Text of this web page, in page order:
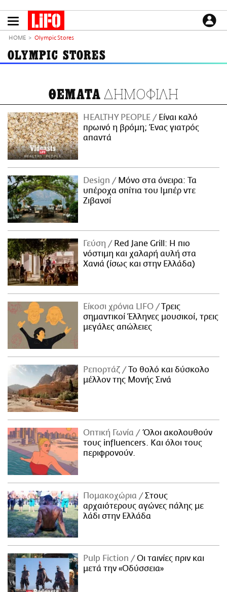
το
LIFO SHOP
NEWSLETTER
ΜΙΚΡΟΠΡΑΓΜΑΤΑ
THE GOOD LIFO
LIFOLAND
CITY GUIDE
ΑΜΠΑ
PRINT
ΕΙΔΗΣΕΙΣ
CULTURE
PODCASTS
Plus
HOME Olympic Stores
OLYMPIC STORES
ΘΕΜΑΤΑ ΔΗΜΟΦΙΛΗ
HEALTHY PEOPLE
Είναι καλό
πρωινό η βρόμη; Ένας γιατρός
απαντά
Design
Μόνο στα όνειρα: Τα
υπέροχα σπίτια του Ιμπέρ ντε
Ζιβανσί
Γεύση
Red Jane Grill: Η πιο
νόστιμη και χαλαρή αυλή στα
Χανιά (ίσως και στην Ελλάδα)
Είκοσι χρόνια LIFO
Tρεις
σημαντικοί Έλληνες μουσικοί, τρεις
μεγάλες απώλειες
Ρεπορτάζ
Το θολό και δύσκολο
μέλλον της Μονής Σινά
Οπτική Γωνία
Όλοι ακολουθούν
τους influencers. Και όλοι τους
περιφρονούν.
Πομακοχώρια
Στους
αρχαιότερους αγώνες πάλης με
λάδι στην Ελλάδα
Pulp Fiction
Οι ταινίες πριν και
μετά την «Οδύσσεια»